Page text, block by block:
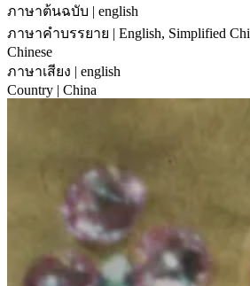
ภาษาต้นฉบับ | english
ภาษาคำบรรยาย | English, Simplified
Chinese
ภาษาเสียง | english
Country | China